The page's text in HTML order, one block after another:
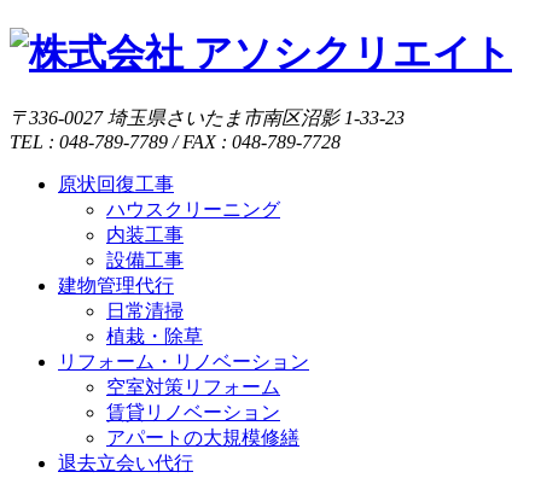
〒336-0027 埼玉県さいたま市南区沼影 1-33-23
TEL : 048-789-7789 / FAX : 048-789-7728
原状回復工事
ハウスクリーニング
内装工事
設備工事
建物管理代行
日常清掃
植栽・除草
リフォーム・リノベーション
空室対策リフォーム
賃貸リノベーション
アパートの大規模修繕
退去立会い代行